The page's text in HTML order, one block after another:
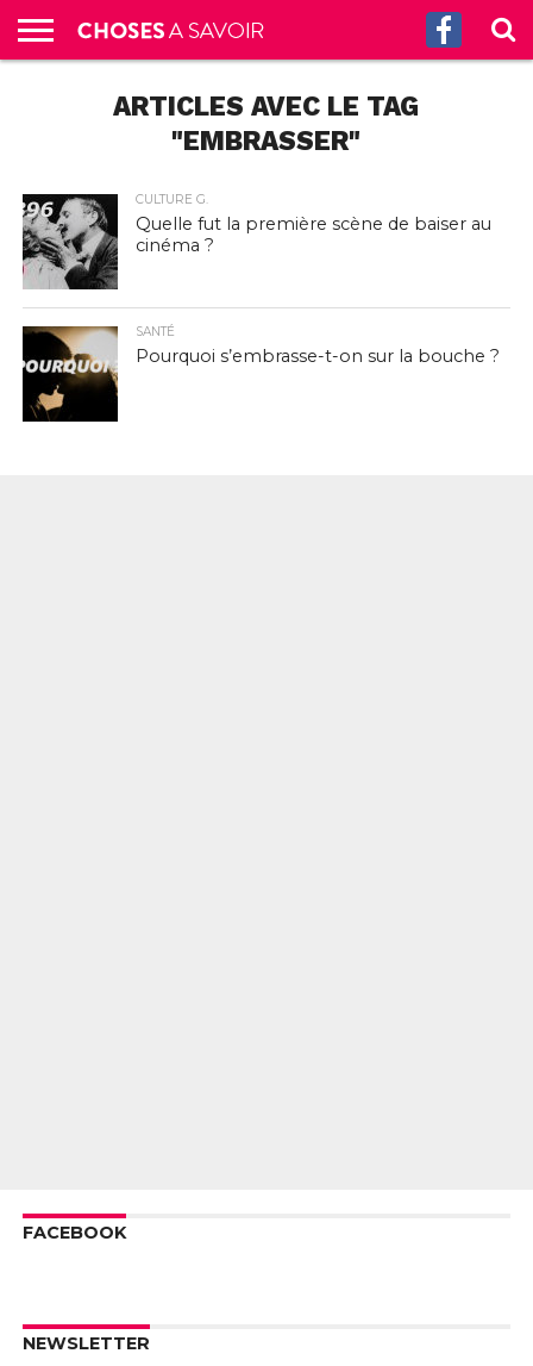
CULTURE
SCIENCES
HISTOIRE
ÉCONOMIE
INCROYABLE
S’ABONNER
CONTACT
PROPOSARTICLES AVEC LE TAG
"EMBRASSER"
CULTURE G.
Quelle fut la première scène de baiser au
cinéma ?
SANTÉ
Pourquoi s’embrasse-t-on sur la bouche ?
FACEBOOK
NEWSLETTER